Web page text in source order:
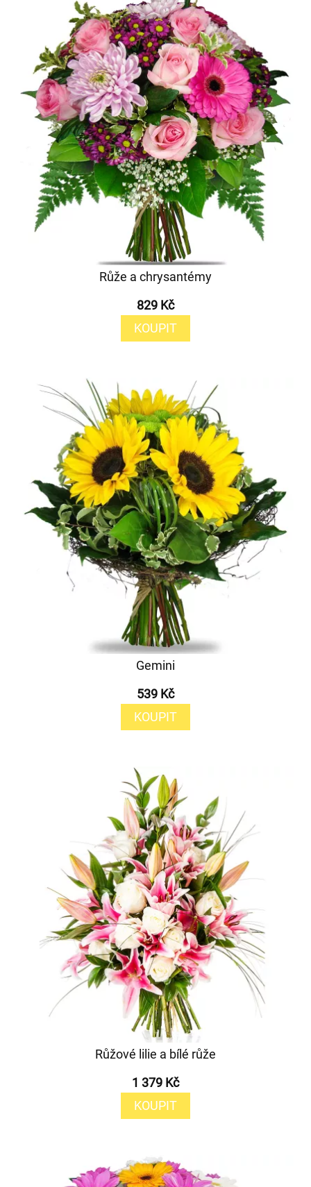
Růže a chrysantémy
829 Kč
KOUPIT
Gemini
539 Kč
KOUPIT
Růžové lilie a bílé růže
1 379 Kč
KOUPIT